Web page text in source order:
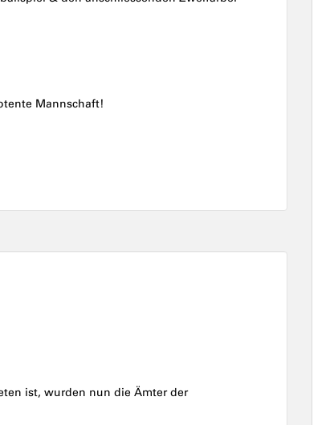
Mannschaft!
ist, wurden nun die Ämter der